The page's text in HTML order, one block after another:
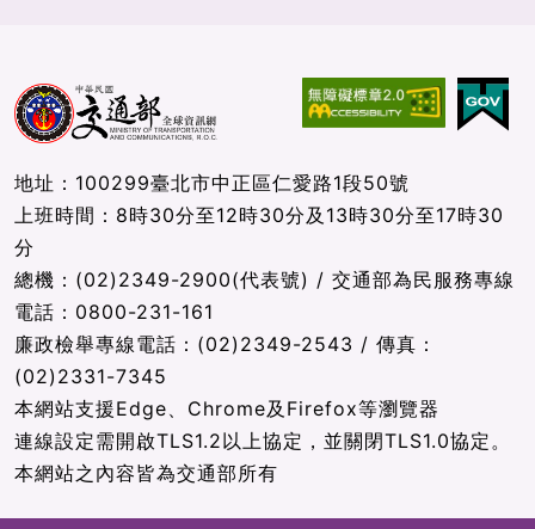
地址：100299臺北市中正區仁愛路1段50號
上班時間：8時30分至12時30分及13時30分至17時30
分
總機：(02)2349-2900(代表號) / 交通部為民服務專線
電話：0800-231-161
廉政檢舉專線電話：(02)2349-2543 / 傳真：
(02)2331-7345
本網站支援Edge、Chrome及Firefox等瀏覽器
連線設定需開啟TLS1.2以上協定，並關閉TLS1.0協定。
本網站之內容皆為交通部所有